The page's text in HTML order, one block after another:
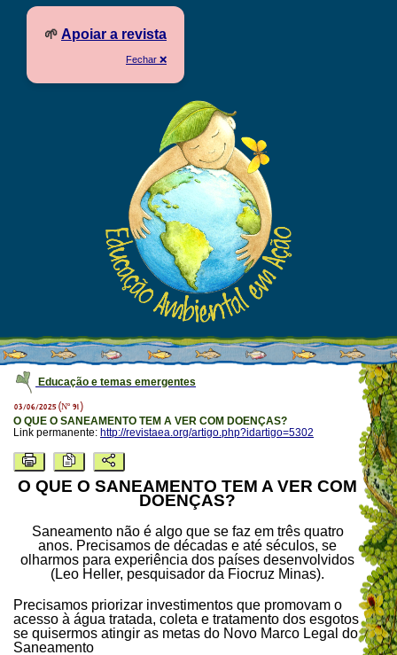
🌱 Apoiar a revista
Fechar ❌
Educação e temas emergentes
03/06/2025 (Nº 91)
O QUE O SANEAMENTO TEM A VER COM DOENÇAS?
Link permanente: http://revistaea.org/artigo.php?idartigo=5302
O QUE O SANEAMENTO TEM A VER COM
DOENÇAS?
Saneamento não é algo que se faz em três quatro
anos. Precisamos de décadas e até séculos, se
olharmos para experiência dos países desenvolvidos
(Leo Heller, pesquisador da Fiocruz Minas).
Precisamos priorizar investimentos que promovam o
acesso à água tratada, coleta e tratamento dos esgotos
se quisermos atingir as metas do Novo Marco Legal do
Saneamento